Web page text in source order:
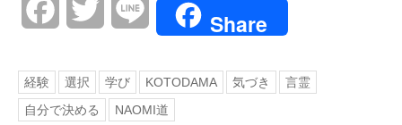
FacebookTwitter Line Share
経験 選択 学び KOTODAMA 気づき
言霊
自分で決める
NAOMI道